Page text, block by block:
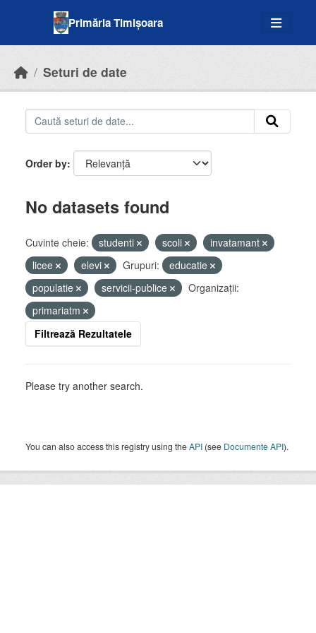
Primăria Timișoara
Seturi de date
Order by
No datasets found
Cuvinte cheie: studenti scoli
invatamant
licee
elevi Grupuri:
educatie
populatie
servicii-publice
Organizații:
primariatm
Filtrează Rezultatele
Please try another search.
You can also access this registry using theAPI (see Documente API).